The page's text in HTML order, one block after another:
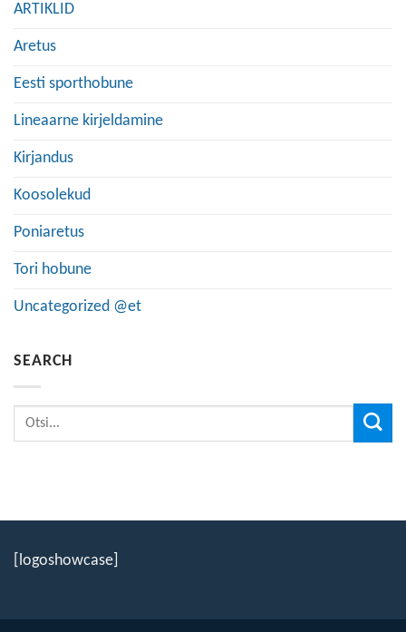
ARTIKLID
Aretus
Eesti sporthobune
Lineaarne kirjeldamine
Kirjandus
Koosolekud
Poniaretus
Tori hobune
Uncategorized @et
SEARCH
[logoshowcase]